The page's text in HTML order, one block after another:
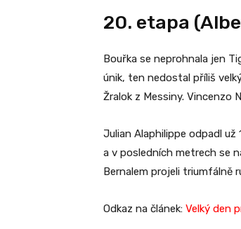
20. etapa
Bouřka se neprohnala jen
únik, ten nedostal příliš
Žralok z Messiny. Vincenzo
Julian Alaphilippe odpadl
a v posledních metrech se
Bernalem projeli triumfálně
Odkaz na článek: Velký den